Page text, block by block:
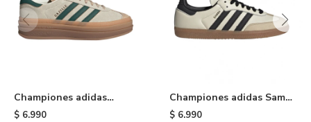
Championes adidas
Gazelle Bold - Cream
$ 6.990
Championes adidas Samba
OG - White
$ 6.990